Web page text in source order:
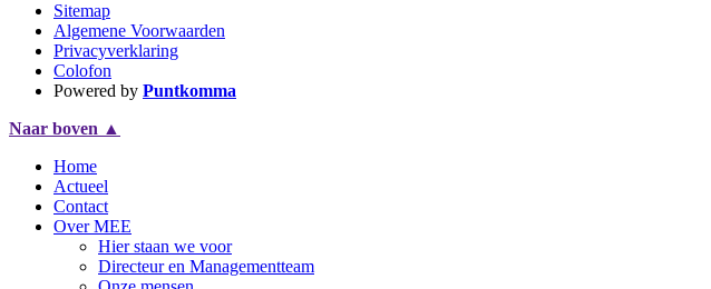
Sitemap
Algemene Voorwaarden
Privacyverklaring
Colofon
Powered by Puntkomma
Naar boven ▲
Home
Actueel
Contact
Over MEE
Hier staan we voor
Directeur en Managementteam